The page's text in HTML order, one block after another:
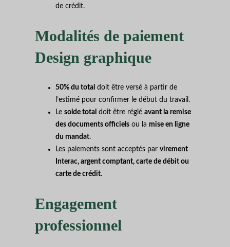
de crédit.
Modalités de paiement
Design graphique
50% du total doit être versé à partir de
l’estimé pour confirmer le début du travail.
Le solde total doit être réglé avant la remise
des documents officiels ou la mise en ligne
du mandat.
Les paiements sont acceptés par virement
Interac, argent comptant, carte de débit ou
carte de crédit.
Engagement
professionnel